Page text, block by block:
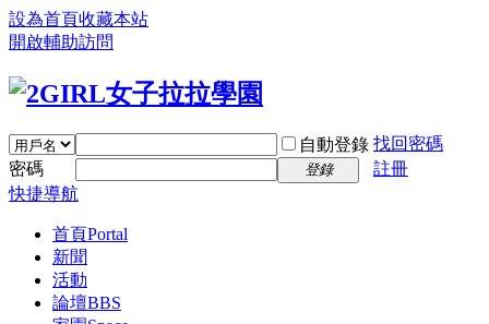
設為首頁收藏本站
開啟輔助訪問
自動登錄 找回密碼
密碼
登錄
註冊
快捷導航
首頁Portal
新聞
活動
論壇BBS